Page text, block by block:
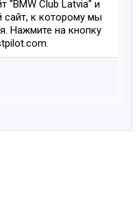
"BMW Club Latvia" и
сайт, к которому мы
Нажмите на кнопку